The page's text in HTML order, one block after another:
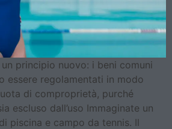
principio nuovo: i beni comuni
essere regolamentati in modo
di comproprietà, purché
escluso dall’uso Immaginate un
piscina e campo da tennis. Il